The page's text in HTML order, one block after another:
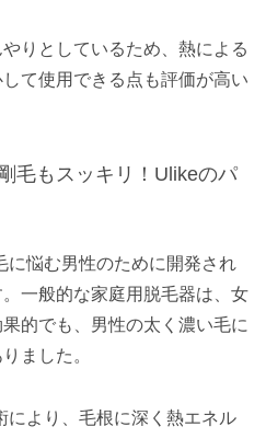
りとしているため、熱による
て使用できる点も評価が高い
毛もスッキリ！Ulikeのパ
に悩む男性のために開発され
一般的な家庭用脱毛器は、女
的でも、男性の太く濃い毛に
ました。
により、毛根に深く熱エネル